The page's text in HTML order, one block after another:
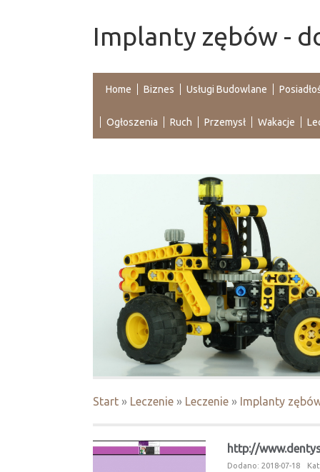
Implanty zębów -
Home Biznes Usługi Budowlane
Ogłoszenia Ruch Przemysł Wakacje
Start » Leczenie » Leczenie » Implanty
http://
Dodano: 2018-07-18